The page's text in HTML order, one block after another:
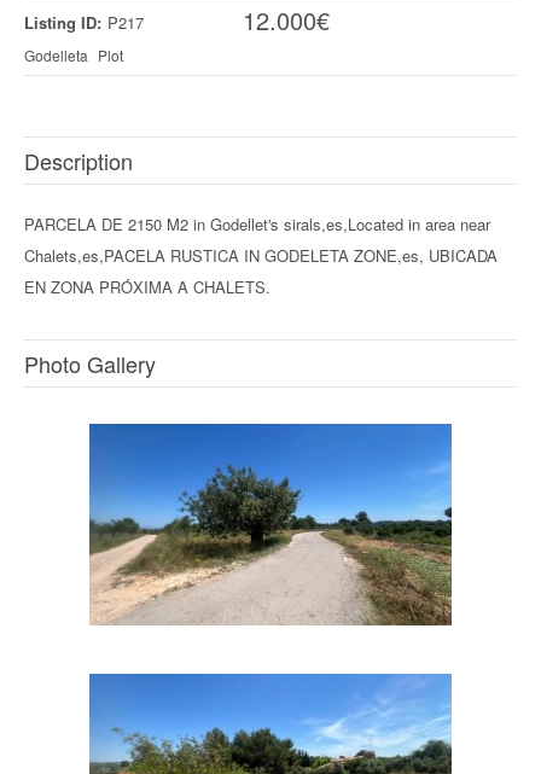
Listing ID: P217 12.000€
Godelleta Plot
Description
PARCELA DE 2150 M2 in Godellet's sirals,es,Located in area near
Chalets,es,PACELA RUSTICA IN GODELETA ZONE,es, UBICADA
EN ZONA PRÓXIMA A CHALETS.
Photo Gallery